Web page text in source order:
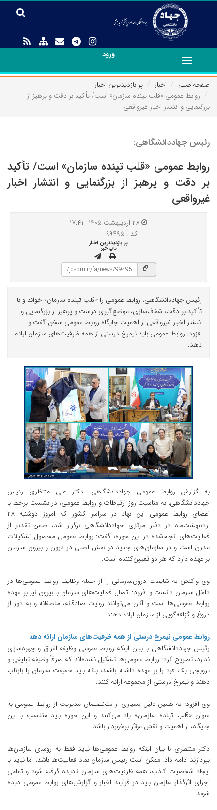
ورود
Toggle
navigation
صفحه‌اصلی
اخبار
پر بازدیدترین اخبار
روابط عمومی «قلب تپنده سازمان» است/ تأکید بر دقت و پرهیز از
بزرگنمایی و انتشار اخبار غیرواقعی
رئیس جهاددانشگاهی:
روابط عمومی «قلب تپنده سازمان» است/ تأکید
بر دقت و پرهیز از بزرگنمایی و انتشار اخبار
غیرواقعی
کد : ۹۹۴۹۵
پر بازدیدترین اخبار
تاپ خبر
رئیس جهاددانشگاهی، روابط عمومی را «قلب تپنده سازمان» خواند و با
تأکید بر دقت، شفاف‌سازی، موضع‌گیری درست و پرهیز از بزرگنمایی و
انتشار اخبار غیرواقعی از اهمیت جایگاه روابط عمومی سخن گفت و
افزود: روابط عمومی باید نیمرخ درستی از همه ظرفیت‌های سازمان ارائه
دهد.
به گزارش روابط عمومی جهاددانشگاهی، دکتر علی منتظری رئیس
جهاددانشگاهی، به مناسبت روز ارتباطات و روابط عمومی، در نشست برخط با
اعضای روابط عمومی این نهاد در سراسر کشور که امروز دوشنبه ۲۸
اردیبهشت‌ماه در دفتر مرکزی جهاددانشگاهی برگزار شد، ضمن تقدیر از
فعالیت‌های انجام‌شده در این حوزه، گفت: روابط عمومی محصول تشکیلات
مدرن است و در سازمان‌های جدید دو نقش اصلی در درون و بیرون سازمان
بر عهده دارد که هر دو تعیین‌کننده است.
وی واکنش به شایعات درون‌سازمانی را از جمله وظایف روابط عمومی‌ها در
داخل سازمان دانست و افزود: اتصال فعالیت‌های سازمان با بیرون نیز بر عهده
روابط عمومی‌ها است و آنان می‌توانند روایت صادقانه، منصفانه و به دور از
دروغ و گزافه‌گویی از سازمان ارائه دهند.
روابط عمومی نیمرخ درستی از همه ظرفیت‌های سازمان ارائه دهد
رئیس جهاددانشگاهی با بیان اینکه روابط عمومی وظیفه اغراق و چهره‌سازی
ندارد، تصریح کرد: روابط عمومی‌ها تشکیل نشده‌اند که صرفاً وظیفه تبلیغی و
ترویجی یک فرد را بر عهده داشته باشند، بلکه باید حقیقت سازمان را بازتاب
دهند و نیمرخ درستی از مجموعه ارائه کنند.
وی افزود: به همین دلیل بسیاری از متخصصان مدیریت از روابط عمومی به
عنوان «قلب تپنده سازمان» یاد می‌کنند و این حوزه باید متناسب با این
جایگاه، از اهمیت و نقش مؤثر برخوردار باشد.
دکتر منتظری با بیان اینکه روابط عمومی‌ها نباید فقط به روسای سازمان‌ها
بپردازند ادامه داد: ممکن است رئیس سازمان نماد فعالیت‌ها باشد، اما نباید با
ایجاد شخصیت کاذب، همه ظرفیت‌های سازمان نادیده گرفته شود و تمامی
اجزای اثرگذار سازمان باید در فرآیند اخبار و گزارش‌های روابط عمومی دیده
شوند.